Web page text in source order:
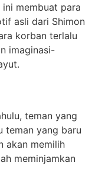
ini membuat para
asli dari Shimon
korban terlalu
imaginasi-
teman yang
teman yang baru
akan memilih
meminjamkan